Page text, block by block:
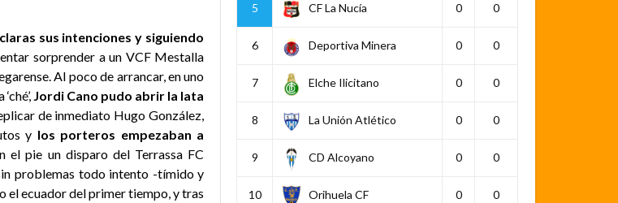
sus intenciones y siguiendo
sorprender a un VCF Mestalla
Al poco de arrancar, en uno
Jordi Cano pudo abrir la lata
de inmediato Hugo González,
y los porteros empezaban a
el pie un disparo del Terrassa FC
problemas todo intento -tímido y
el ecuador del primer tiempo, y tras
5 CF La Nucía 0 0
6 Deportiva Minera 0 0
7 Elche Ilicitano 0 0
8 La Unión Atlético 0 0
9 CD Alcoyano 0 0
10 Orihuela CF 0 0